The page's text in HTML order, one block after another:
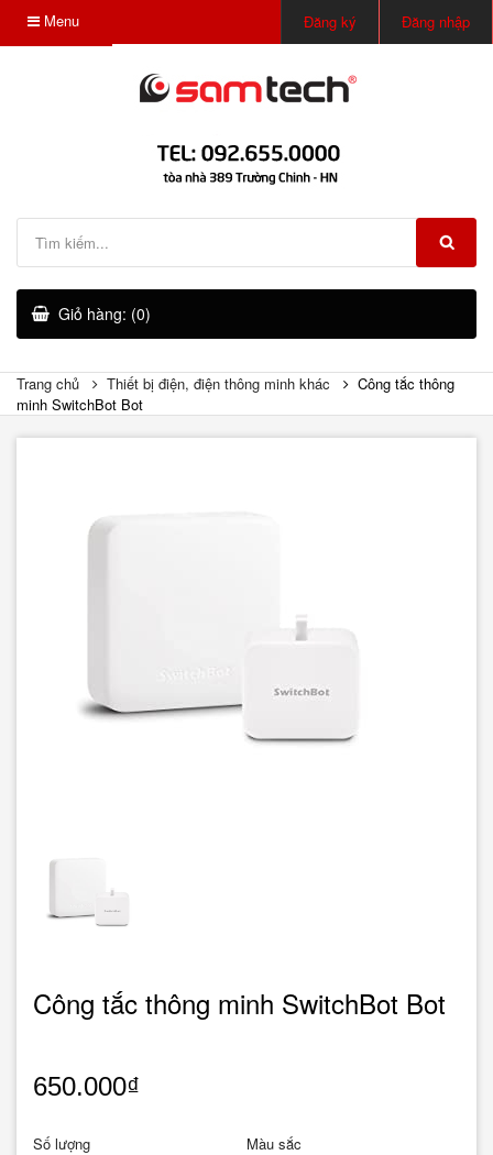
Menu Đăng ký Đăng nhập
Giỏ hàng: (0)
Trang chủ Thiết bị điện, điện thông minh khác
Công tắc thông
minh SwitchBot Bot
Công tắc thông minh SwitchBot Bot
650.000₫
Số lượng
Màu sắc